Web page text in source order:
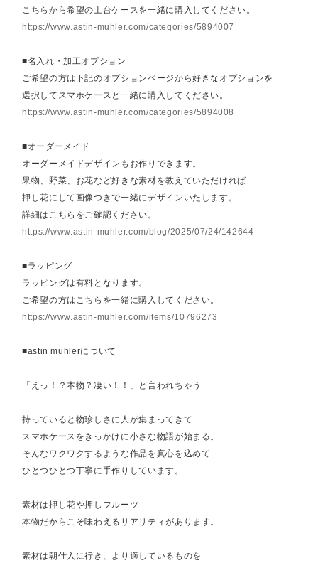
こちらから希望の土台ケースを一緒に購入してください。
https://www.astin-muhler.com/categories/5894007
■名入れ・加工オプション
ご希望の方は下記のオプションページから好きなオプションを
選択してスマホケースと一緒に購入してください。
https://www.astin-muhler.com/categories/5894008
■オーダーメイド
オーダーメイドデザインもお作りできます。
果物、野菜、お花など好きな素材を教えていただければ
押し花にして画像つきで一緒にデザインいたします。
詳細はこちらをご確認ください。
https://www.astin-muhler.com/blog/2025/07/24/142644
■ラッピング
ラッピングは有料となります。
ご希望の方はこちらを一緒に購入してください。
https://www.astin-muhler.com/items/10796273
■astin muhlerについて
「えっ！？本物？凄い！！」と言われちゃう
持っていると物珍しさに人が集まってきて
スマホケースをきっかけに小さな物語が始まる。
そんなワクワクするような作品を真心を込めて
ひとつひとつ丁寧に手作りしています。
素材は押し花や押しフルーツ
本物だからこそ味わえるリアリティがあります。
素材は朝仕入に行き、より適しているものを